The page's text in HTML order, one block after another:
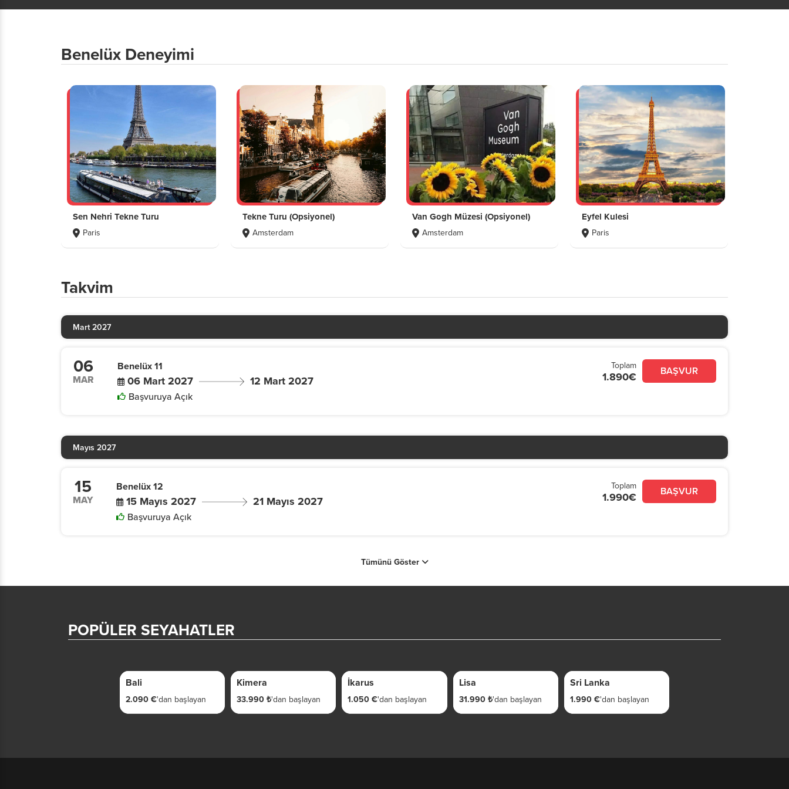
Benelüx Deneyimi
Sen Nehri Tekne Turu
Paris
Tekne Turu (Opsiyonel)
Amsterdam
Van Gogh Müzesi (Opsiyonel)
Amsterdam
Eyfel Kulesi
Paris
Takvim
Mart 2027
06
MAR
Benelüx 11
06 Mart 2027 12 Mart 2027
Başvuruya Açık
Toplam
1.890€ BAŞVUR
Mayıs 2027
15
MAY
Benelüx 12
15 Mayıs 2027 21 Mayıs 2027
Başvuruya Açık
Toplam
1.990€ BAŞVUR
Tümünü Göster
POPÜLER SEYAHATLER
Bali
2.090 €'dan başlayan
Kimera
33.990 ₺'dan başlayan
İkarus
1.050 €'dan başlayan
Lisa
31.990 ₺'dan başlayan
Sri Lanka
1.990 €'dan başlayan